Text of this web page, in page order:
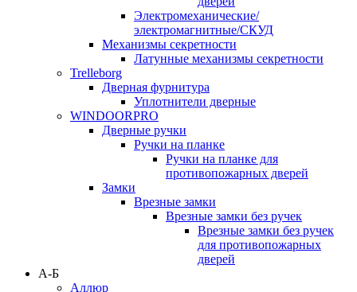
Электромеханические/
электромагнитные/СКУД
Механизмы секретности
Латунные механизмы секретности
Trelleborg
Дверная фурнитура
Уплотнители дверные
WINDOORPRO
Дверные ручки
Ручки на планке
Ручки на планке для
противопожарных дверей
Замки
Врезные замки
Врезные замки без ручек
Врезные замки без ручек
для противопожарных
дверей
А-Б
Аллюр